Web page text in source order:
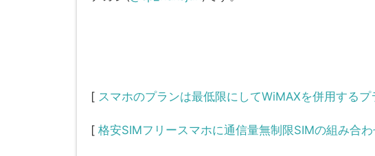
[ スマホのプランは最低限にしてWiMAXを併用するプ
[ 格安SIMフリースマホに通信量無制限SIMの組み合